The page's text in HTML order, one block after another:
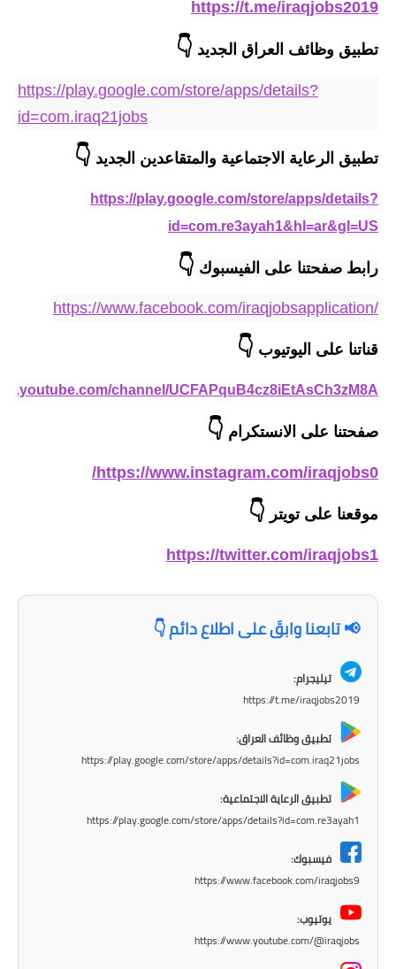
المرحلة المتوسطة
المرحلة الاعدادية
المرحلة المتوسطة
المرحلة الاعدادية
مرشحات
المرحلة المتوسطة
كتب مدرسية
المرحلة المتوسطة
ملازم دراسية
المرحلة الابتدائية
https://t.me/iraqjobs2019
تطبيق وظائف العراق الجديد 👇
https://play.google.com/store/apps/details?
id=com.iraq21jobs
تطبيق الرعاية الاجتماعية والمتقاعدين الجديد 👇
https://play.google.com/store/apps/details?
id=com.re3ayah1&hl=ar&gl=US
رابط صفحتنا على الفيسبوك 👇
https://www.facebook.com/iraqjobsapplication/
قناتنا على اليوتيوب 👇
channel/UCFAPquB4cz8iEtAsCh3zM8A
صفحتنا على الانستكرام 👇
https://www.instagram.com/iraqjobs0/
موقعنا على تويتر 👇
https://twitter.com/iraqjobs1
📢 تابعنا وابقَ على اطلاع دائم 👇
تيليجرام:
https://t.me/iraqjobs2019
تطبيق وظائف العراق:
https://play.google.com/store/apps/details?id=com.iraq21jobs
تطبيق الرعاية الاجتماعية:
https://play.google.com/store/apps/details?id=com.re3ayah1
فيسبوك:
https://www.facebook.com/iraqjobs9
يوتيوب:
https://www.youtube.com/@iraqjobs